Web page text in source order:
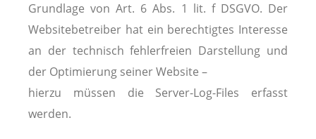
Grundlage von Art. 6 Abs. 1 lit. f DSGVO. Der
Websitebetreiber hat ein berechtigtes Interesse
an der technisch fehlerfreien Darstellung und
der Optimierung seiner Website –
hierzu müssen die Server-Log-Files erfasst
werden.